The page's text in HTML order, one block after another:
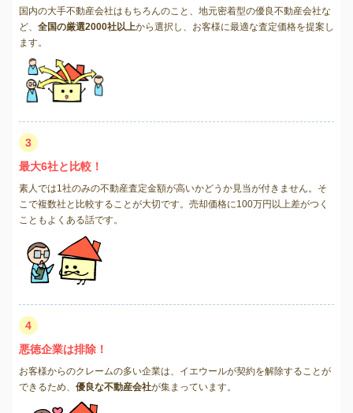
国内の大手不動産会社はもちろんのこと、地元密着型の優良不動産会社な
ど、 全国の厳選2000社以上から選択し、お客様に最適な査定価格を提案し
ます。
3
最大6社と比較！
素人では1社のみの不動産査定金額が高いかどうか見当が付きません。そ
こで複数社と比較することが大切です。売却価格に100万円以上差がつく
こともよくある話です。
4
悪徳企業は排除！
お客様からのクレームの多い企業は、イエウールが契約を解除することが
できるため、 優良な不動産会社が集まっています。